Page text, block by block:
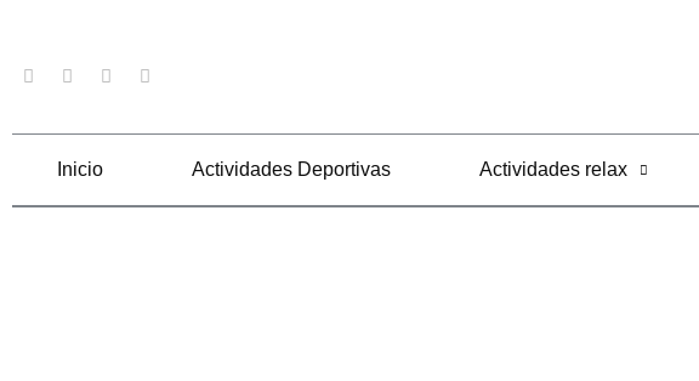
contenido
Facebook
TwitterYoutubeInstagram
Inicio Actividades Deportivas Actividades relax